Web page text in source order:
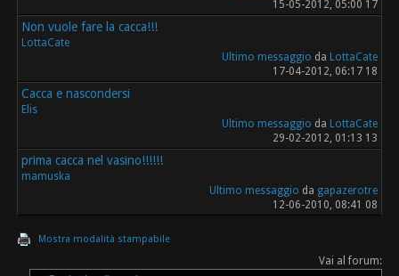
15-05-2012, 05:00 17
Non vuole fare la cacca!!!
LottaCate
Ultimo messaggio da LottaCate
17-04-2012, 06:17 18
Cacca e nascondersi
Elis
Ultimo messaggio da LottaCate
29-02-2012, 01:13 13
prima cacca nel vasino!!!!!!
mamuska
Ultimo messaggio da gapazerotre
12-06-2010, 08:41 08
Mostra modalità stampabile
Vai al forum: